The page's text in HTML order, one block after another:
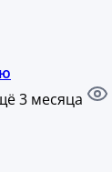
3 месяца